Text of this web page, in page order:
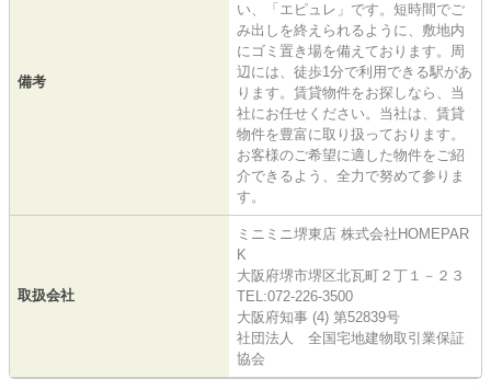
備考
い、「エピュレ」です。短時間でご
み出しを終えられるように、敷地内
にゴミ置き場を備えております。周
辺には、徒歩1分で利用できる駅があ
ります。賃貸物件をお探しなら、当
社にお任せください。当社は、賃貸
物件を豊富に取り扱っております。
お客様のご希望に適した物件をご紹
介できるよう、全力で努めて参りま
す。
取扱会社
ミニミニ堺東店 株式会社HOMEPAR
K
大阪府堺市堺区北瓦町２丁１－２３
TEL:072-226-3500
大阪府知事 (4) 第52839号
社団法人 全国宅地建物取引業保証
協会